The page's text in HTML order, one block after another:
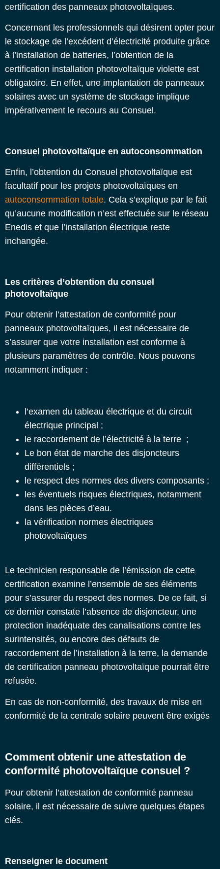
certification des panneaux photovoltaïques.
Concernant les professionnels qui désirent opter pour
le stockage de l’excédent d’électricité produite grâce
à l’installation de batteries, l’obtention de la
certification installation photovoltaïque violette est
obligatoire. En effet, une implantation de panneaux
solaires avec un système de stockage implique
impérativement le recours au Consuel.
Consuel photovoltaïque en autoconsommation
Enfin, l’obtention du Consuel photovoltaïque est
facultatif pour les projets photovoltaïques en
autoconsommation totale. Cela s’explique par le fait
qu’aucune modification n’est effectuée sur le réseau
Enedis et que l’installation électrique reste
inchangée.
Les critères d’obtention du consuel
photovoltaïque
Pour obtenir l’attestation de conformité pour
panneaux photovoltaïques, il est nécessaire de
s’assurer que votre installation est conforme à
plusieurs paramètres de contrôle. Nous pouvons
notamment indiquer :
l’examen du tableau électrique et du circuit
électrique principal ;
le raccordement de l’électricité à la terre ;
Le bon état de marche des disjoncteurs
différentiels ;
le respect des normes des divers composants ;
les éventuels risques électriques, notamment
dans les pièces d’eau.
la vérification normes électriques
photovoltaïques
Le technicien responsable de l’émission de cette
certification examine l’ensemble de ses éléments
pour s’assurer du respect des normes. De ce fait, si
ce dernier constate l’absence de disjoncteur, une
protection inadéquate des canalisations contre les
surintensités, ou encore des défauts de
raccordement de l’installation à la terre, la demande
de certification panneau photovoltaïque pourrait être
refusée.
En cas de non-conformité, des travaux de mise en
conformité de la centrale solaire peuvent être exigés
Comment obtenir une attestation de
conformité photovoltaïque consuel ?
Pour obtenir l’attestation de conformité panneau
solaire, il est nécessaire de suivre quelques étapes
clés.
Renseigner le document